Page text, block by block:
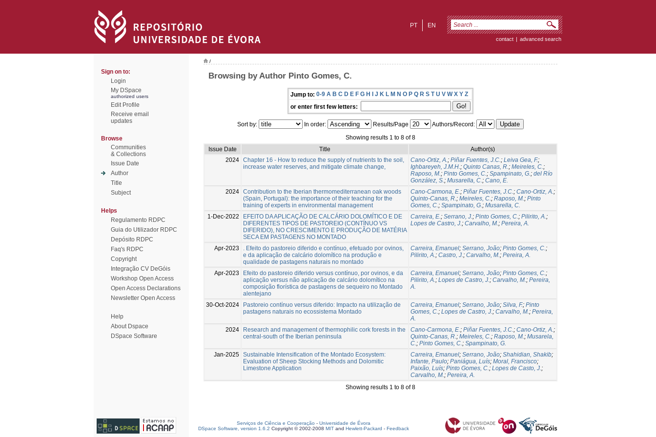
EN
PT
contact | advanced search
Sign on to:
Login
My DSpace
authorized users
Edit Profile
Receive email
updates
Browse
Communities
& Collections
Issue Date
Author
Title
Subject
Helps
Regulamento RDPC
Guia do Utilizador RDPC
Depósito RDPC
Faq's RDPC
Copyright
Integração CV DeGóis
Workshop Open Access
Open Access Declarations
Newsletter Open Access
Help
About Dspace
DSpace Software
/
Browsing by Author Pinto Gomes, C.
Jump to: 0-9 A B C D E F G H I J K L M N O P Q R S T U V W X Y Z
or enter first few letters:
Sort by: In order: Results/Page
Authors/Record:
Showing results 1 to 8 of 8
Issue Date
Title
Author(s)
2024 Chapter 16 - How to reduce the supply of nutrients to the soil,
increase water reserves, and mitigate climate change,
Cano-Ortiz, A.; Piñar Fuentes, J.C.; Leiva Gea, F.;
Ighbareyeh, J.M.H.; Quinto Canas, R.; Meireles, C.;
Raposo, M.; Pinto Gomes, C.; Spampinato, G.; del Río
González, S.; Musarella, C.; Cano, E.
2024 Contribution to the Iberian thermomediterranean oak woods
(Spain, Portugal): the importance of their teaching for the
training of experts in environmental management
Cano-Carmona, E.; Piñar Fuentes, J.C.; Cano-Ortiz, A.;
Quinto-Canas, R.; Meireles, C.; Raposo, M.; Pinto
Gomes, C.; Spampinato, G.; Musarella, C.
1-Dec-2022
EFEITO DA APLICAÇÃO DE CALCÁRIO DOLOMÍTICO E DE
DIFERENTES TIPOS DE PASTOREIO (CONTÍNUO VS
DIFERIDO), NO CRESCIMENTO E PRODUÇÃO DE MATÉRIA
SECA EM PASTAGENS NO MONTADO
Carreira, E.; Serrano, J.; Pinto Gomes, C.; Pilirito, A.;
Lopes de Castro, J.; Carvalho, M.; Pereira, A.
Apr-2023
. Efeito do pastoreio diferido e contínuo, efetuado por ovinos,
e da aplicação de calcário dolomítico na produção e
qualidade de pastagens naturais no montado
Carreira, Emanuel; Serrano, João; Pinto Gomes, C.;
Pilirito, A.; Castro, J.; Carvalho, M.; Pereira, A.
Apr-2023
Efeito do pastoreio diferido versus contínuo, por ovinos, e da
aplicação versus não aplicação de calcário dolomítico na
composição florística de pastagens de sequeiro no Montado
alentejano
Carreira, Emanuel; Serrano, João; Pinto Gomes, C.;
Pilirito, A.; Lopes de Castro, J.; Carvalho, M.; Pereira,
A.
30-Oct-2024
Pastoreio contínuo versus diferido: Impacto na utilização de
pastagens naturais no ecossistema Montado
Carreira, Emanuel; Serrano, João; Silva, F.; Pinto
Gomes, C.; Lopes de Castro, J.; Carvalho, M.; Pereira,
A.
2024
Research and management of thermophilic cork forests in the
central-south of the Iberian peninsula
Cano-Carmona, E.; Piñar Fuentes, J.C.; Cano-Ortiz, A.;
Quinto-Canas, R.; Meireles, C.; Raposo, M.; Musarela,
C.; Pinto Gomes, C.; Spampinato, G.
Jan-2025 Sustainable Intensification of the Montado Ecosystem:
Evaluation of Sheep Stocking Methods and Dolomitic
Limestone Application
Carreira, Emanuel; Serrano, João; Shahidian, Shakib;
Infante, Paulo; Paniágua, Luís; Moral, Francisco;
Paixão, Luís; Pinto Gomes, C.; Lopes de Casto, J.;
Carvalho, M.; Pereira, A.
Showing results 1 to 8 of 8
Serviços de Ciência e Cooperação - Universidade de Évora
DSpace Software, version 1.6.2 Copyright © 2002-2008 MIT and Hewlett-Packard - Feedback